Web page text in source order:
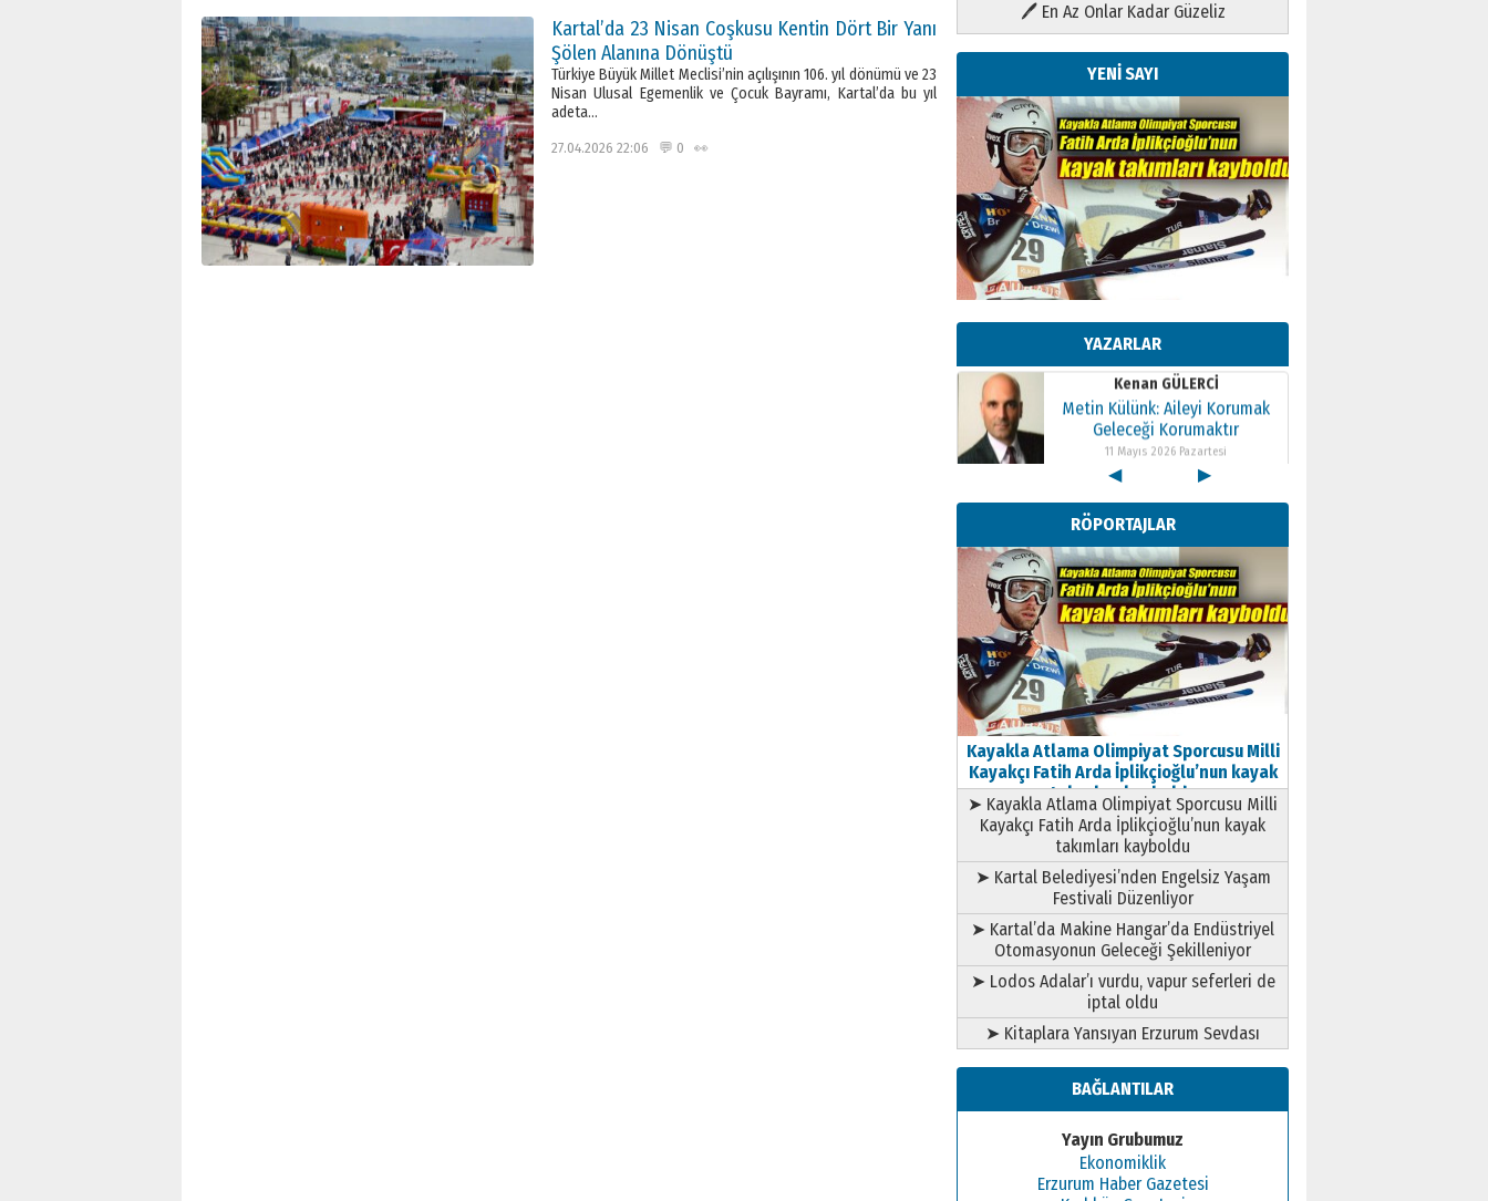
Kartal’da 23 Nisan Coşkusu Kentin Dört Bir Yanı
Şölen Alanına Dönüştü
Türkiye Büyük Millet Meclisi’nin açılışının 106. yıl dönümü ve 23
Nisan Ulusal Egemenlik ve Çocuk Bayramı, Kartal’da bu yıl
adeta…
27.04.2026 22:06 💬 0 👀
🖊 En Az Onlar Kadar Güzeliz
YENİ SAYI
YAZARLAR
Kenan GÜLERCİ
Metin Külünk: Aileyi Korumak
Geleceği Korumaktır
11 Mayıs 2026 Pazartesi
Kenan GÜLERCİ
Metin Külünk: Aileyi Korumak
Geleceği Korumaktır
11 Mayıs 2026 Pazartesi
Kenan GÜLERCİ
Metin Külünk: Aileyi Korumak
Geleceği Korumaktır
11 Mayıs 2026 Pazartesi
◀ ▶
RÖPORTAJLAR
Kayakla Atlama Olimpiyat Sporcusu Milli
Kayakçı Fatih Arda İplikçioğlu’nun kayak
takımları kayboldu
➤ Kayakla Atlama Olimpiyat Sporcusu Milli
Kayakçı Fatih Arda İplikçioğlu’nun kayak
takımları kayboldu
➤ Kartal Belediyesi’nden Engelsiz Yaşam
Festivali Düzenliyor
➤ Kartal’da Makine Hangar’da Endüstriyel
Otomasyonun Geleceği Şekilleniyor
➤ Lodos Adalar’ı vurdu, vapur seferleri de
iptal oldu
➤ Kitaplara Yansıyan Erzurum Sevdası
BAĞLANTILAR
Yayın Grubumuz
Ekonomiklik
Erzurum Haber Gazetesi